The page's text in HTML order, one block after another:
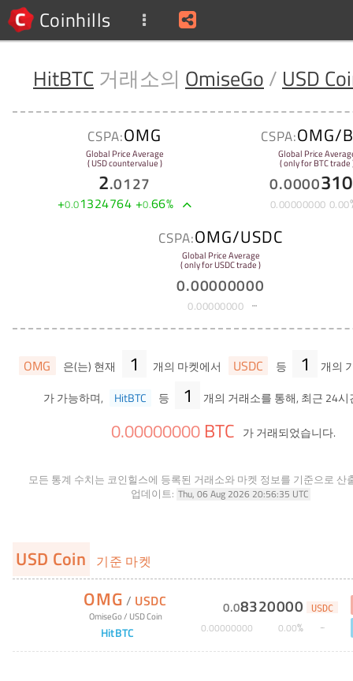
Coinhills
HitBTC 거래소의 OmiseGo / USD
CSPA:OMG
Global Price Average
( USD countervalue )
2.0127
+0.01324764 +0.66%
CSPA:OMG/
Global Price
( only for BTC trade
0.0000
0.00000000 0.00
CSPA:OMG/USDC
Global Price Average
( only for USDC trade )
0.00000000
0.00000000
OMG 은(는) 현재 1 개의 마켓에서 USDC 등 1
개의
가 가능하며,
HitBTC 등 1 개의 거래소를 통해, 최근 24
0.00000000 BTC 가 거래되었습니다.
모든 통계 수치는 코인힐스에 등록된 거래소와 마켓 정보를 기준으로 산
업데이트: Thu, 06 Aug 2026 20:56:35 UTC
USD Coin 기준 마켓
OMG / USDC
OmiseGo/ USD Coin
HitBTC
0.08320000 USDC
0.00000000 0.00%